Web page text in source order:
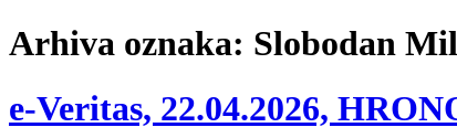
Arhiva oznaka: Slobodan
e-Veritas, 22.04.2026,